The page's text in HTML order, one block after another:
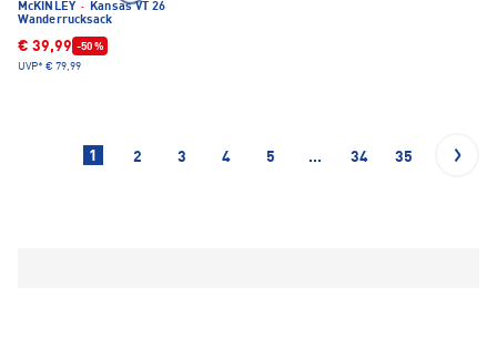
McKINLEY · Kansas VT 26
Wanderrucksack
€ 39,99 -50 %
UVP* € 79,99
1 2 3 4 5 ... 34 35